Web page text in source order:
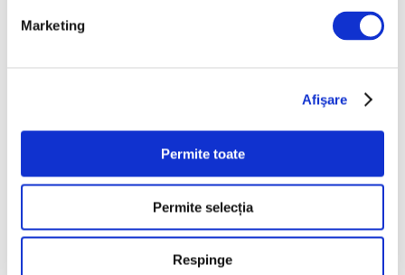
Marketing
Afişare
Permite toate
Permite selecția
Respinge
Menajeria lui Banksy – Șapte
murale pentru bucuria oamenilor,
în șapte zile
11 August 2024